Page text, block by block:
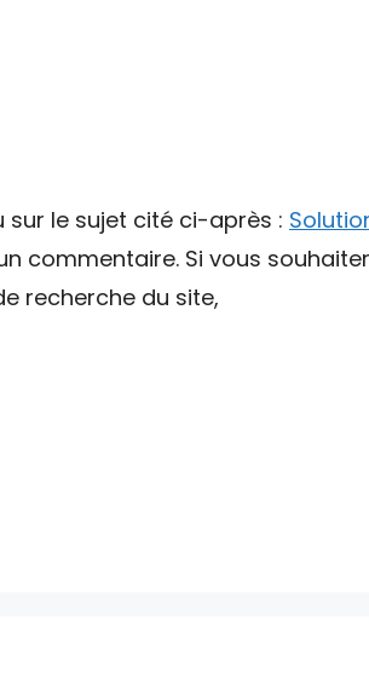
le sujet cité ci-après :
commentaire. Si vous
recherche du site,